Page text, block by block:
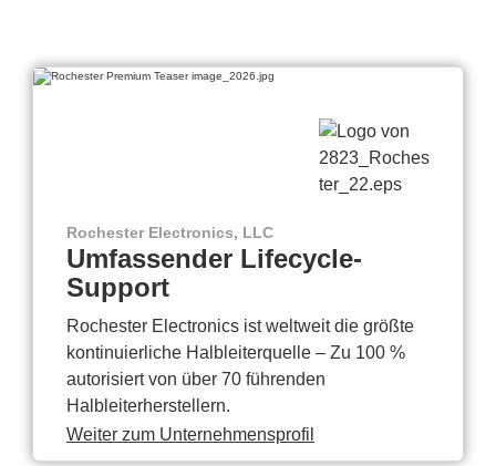
Rochester Electronics, LLC
Umfassender Lifecycle-
Support
Rochester Electronics ist weltweit die größte
kontinuierliche Halbleiterquelle – Zu 100 %
autorisiert von über 70 führenden
Halbleiterherstellern.
Weiter zum Unternehmensprofil